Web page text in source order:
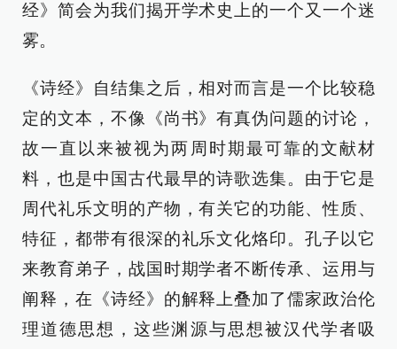
经》简会为我们揭开学术史上的一个又一个迷
雾。
《诗经》自结集之后，相对而言是一个比较稳
定的文本，不像《尚书》有真伪问题的讨论，
故一直以来被视为两周时期最可靠的文献材
料，也是中国古代最早的诗歌选集。由于它是
周代礼乐文明的产物，有关它的功能、性质、
特征，都带有很深的礼乐文化烙印。孔子以它
来教育弟子，战国时期学者不断传承、运用与
阐释，在《诗经》的解释上叠加了儒家政治伦
理道德思想，这些渊源与思想被汉代学者吸